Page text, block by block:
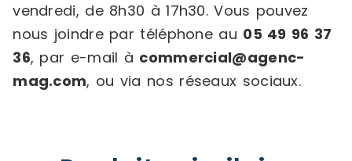
vendredi, de 8h30 à 17h30. Vous pouvez
nous joindre par téléphone au 05 49 96 37
36, par e-mail à commercial@agenc-
mag.com, ou via nos réseaux sociaux.